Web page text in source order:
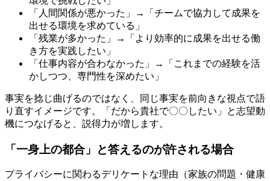
「人間関係が悪かった」→「チームで協力して成果を
出せる環境を求めている」
「残業が多かった」→「より効率的に成果を出せる働
き方を実践したい」
「仕事内容が合わなかった」→「これまでの経験を活
かしつつ、専門性を深めたい」
事実を捻じ曲げるのではなく、同じ事実を前向きな視点で語
り直すイメージです。「だから貴社で〇〇したい」と志望動
機につなげると、説得力が増します。
「一身上の都合」と答えるのが許される場合
プライバシーに関わるデリケートな理由（家族の問題・健康